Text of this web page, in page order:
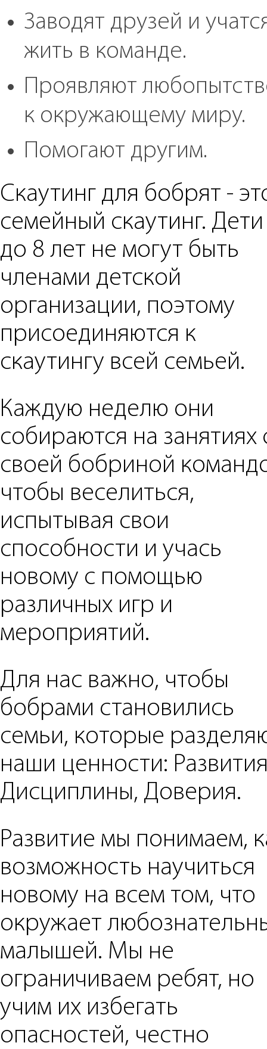
Заводят друзей и
жить в команде.
Проявляют
к окружающему миру.
Помогают другим.
Скаутинг для бобрят -
семейный скаутинг. Дети
до 8 лет не могут быть
членами детской
организации, поэтому
присоединяются к
скаутингу всей семьей.
Каждую неделю они
собираются на занятиях
своей бобриной
чтобы веселиться,
испытывая свои
способности и учась
новому с помощью
различных игр и
мероприятий.
Для нас важно, чтобы
бобрами становились
семьи, которые
наши ценности:
Дисциплины, Доверия.
Развитие мы понимаем,
возможность научиться
новому на всем том, что
окружает
малышей. Мы не
ограничиваем ребят, но
учим их избегать
опасностей, честно